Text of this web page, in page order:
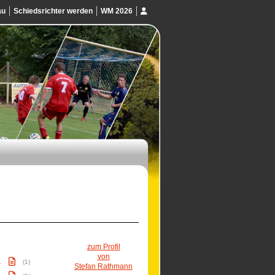
Schiedsrichter werden WM 2026
zum Profil
von
Stefan Rathmann
(1)